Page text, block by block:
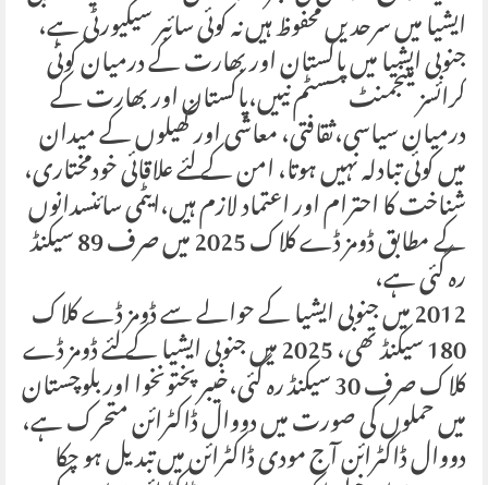
ایشیا میں سرحدیں محفوظ ہیں نہ کوئی سائبر سیکیورٹی ہے،
جنوبی ایشیا میں پاکستان اور بھارت کے درمیان کوئی
کرائسز مینجمنٹ سسٹم نییں،پاکستان اور بھارت کے
درمیان سیاسی،ثقافتی، معاشی اور کھیلوں کے میدان
میں کوئی تبادلہ نہیں ہوتا، امن کے لئے علاقائی خودمختاری،
شناخت کا احترام اور اعتماد لازم ہیں،ایٹمی سائنسدانوں
کے مطابق ڈومز ڈے کلاک 2025 میں صرف 89 سیکنڈ رہ گئی ہے،2012 میں جنوبی ایشیا کے حوالے سے ڈومز ڈے کلاک
180 سیکنڈ تھی، 2025 میں جنوبی ایشیا کے لئے ڈومز ڈے
کلاک صرف 30 سیکنڈ رہ گئی،خیبرپختونخوا اور بلوچستان
میں حملوں کی صورت میں دووال ڈاکٹرائن متحرک ہے،
دووال ڈاکٹرائن آج مودی ڈاکٹرائن میں تبدیل ہو چکا